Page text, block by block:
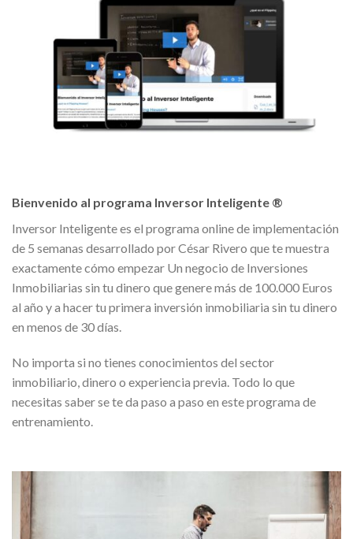
Bienvenido al programa Inversor Inteligente ®
Inversor Inteligente es el programa online de implementación
de 5 semanas desarrollado por César Rivero que te muestra
exactamente cómo empezar Un negocio de Inversiones
Inmobiliarias sin tu dinero que genere más de 100.000 Euros
al año y a hacer tu primera inversión inmobiliaria sin tu dinero
en menos de 30 días.
No importa si no tienes conocimientos del sector
inmobiliario, dinero o experiencia previa. Todo lo que
necesitas saber se te da paso a paso en este programa de
entrenamiento.